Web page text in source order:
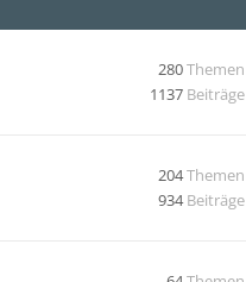
280Themen
1137 Beiträge
204Themen
934Beiträge